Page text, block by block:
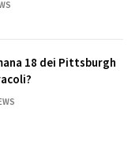
18 dei Pittsburgh